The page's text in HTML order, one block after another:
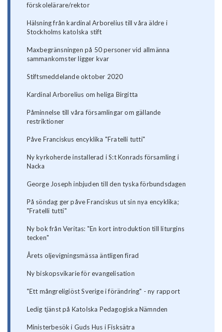
förskolelärare/rektor
Hälsning från kardinal Arborelius till våra äldre i
Stockholms katolska stift
Maxbegränsningen på 50 personer vid allmänna
sammankomster ligger kvar
Stiftsmeddelande oktober 2020
Kardinal Arborelius om heliga Birgitta
Påminnelse till våra församlingar om gällande
restriktioner
Påve Franciskus encyklika "Fratelli tutti"
Ny kyrkoherde installerad i S:t Konrads församling i
Nacka
George Joseph inbjuden till den tyska förbundsdagen
På söndag ger påve Franciskus ut sin nya encyklika;
"Fratelli tutti"
Ny bok från Veritas: "En kort introduktion till liturgins
tecken"
Årets oljevigningsmässa äntligen firad
Ny biskopsvikarie för evangelisation
"Ett mångreligiöst Sverige i förändring" - ny rapport
Ledig tjänst på Katolska Pedagogiska Nämnden
Ministerbesök i Guds Hus i Fisksätra